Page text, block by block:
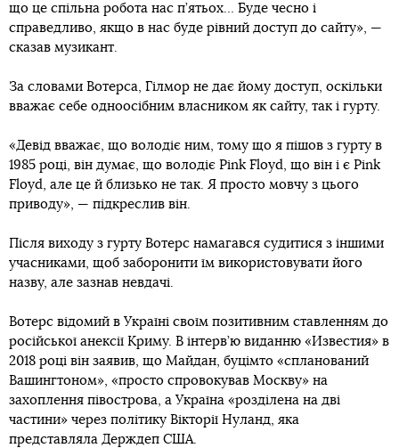
що це спільна робота нас п’ятьох… Буде чесно і
справедливо, якщо в нас буде рівний доступ до сайту», —
сказав музикант.
За словами Вотерса, Гілмор не дає йому доступ, оскільки
вважає себе одноосібним власником як сайту, так і гурту.
«Девід вважає, що володіє ним, тому що я пішов з гурту в
1985 році, він думає, що володіє Pink Floyd, що він і є Pink
Floyd, але це й близько не так. Я просто мовчу з цього
приводу», — підкреслив він.
Після виходу з гурту Вотерс намагався судитися з іншими
учасниками, щоб заборонити їм використовувати його
назву, але зазнав невдачі.
Вотерс відомий в Україні своїм позитивним ставленням до
російської анексії Криму. В інтерв’ю виданню «Известия» в
2018 році він заявив, що Майдан, буцімто «спланований
Вашингтоном», «просто спровокував Москву» на
захоплення півострова, а Україна «розділена на дві
частини» через політику Вікторії Нуланд, яка
представляла Держдеп США.